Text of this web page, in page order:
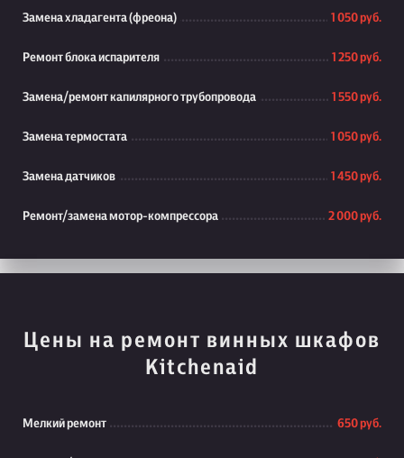
Замена хладагента (фреона) 1 050 руб.
Ремонт блока испарителя 1 250 руб.
Замена/ремонт капилярного трубопровода 1 550 руб.
Замена термостата 1 050 руб.
Замена датчиков 1 450 руб.
Ремонт/замена мотор-компрессора 2 000 руб.
Цены на ремонт винных шкафов
Kitchenaid
Мелкий ремонт 650 руб.